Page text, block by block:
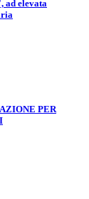
ad elevata
PER